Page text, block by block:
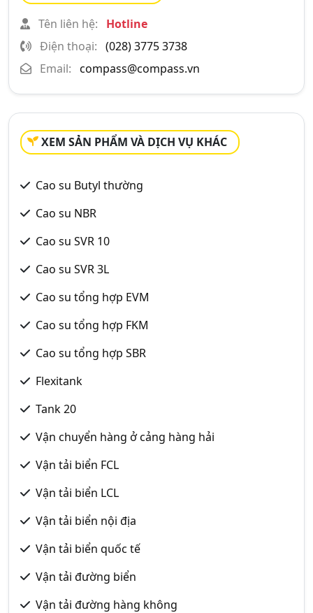
Tên liên hệ:
Hotline
Điện thoại: (028) 3775 3738
Email: compass@compass.vn
XEM SẢN PHẨM VÀ DỊCH VỤ KHÁC
Cao su Butyl thường
Cao su NBR
Cao su SVR 10
Cao su SVR 3L
Cao su tổng hợp EVM
Cao su tổng hợp FKM
Cao su tổng hợp SBR
Flexitank
Tank 20
Vận chuyển hàng ở cảng hàng hải
Vận tải biển FCL
Vận tải biển LCL
Vận tải biển nội địa
Vận tải biển quốc tế
Vận tải đường biển
Vận tải đường hàng không